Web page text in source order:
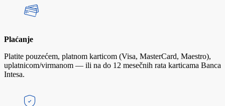
Plaćanje
Platite pouzećem, platnom karticom (Visa, MasterCard, Maestro),
uplatnicom/virmanom — ili na do 12 mesečnih rata karticama Banca
Intesa.